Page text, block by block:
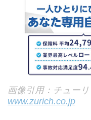
画像引用：チューリ
www.zurich.co.jp